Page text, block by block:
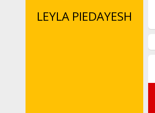
LEYLA PIEDAYESH